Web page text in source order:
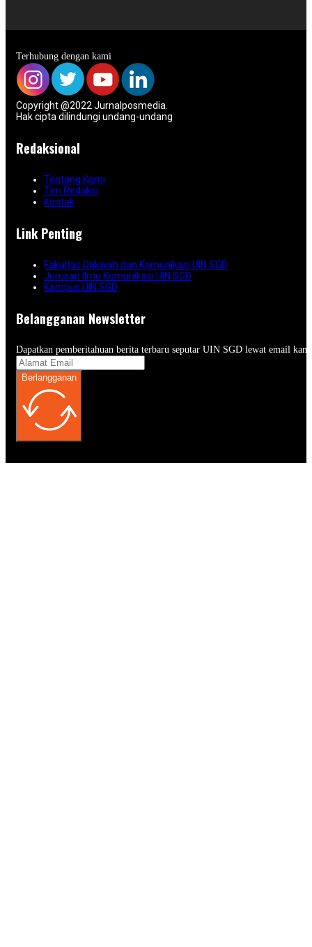
Terhubung dengan kami
Copyright @2022 Jurnalposmedia.
Hak cipta dilindungi undang-undang
Redaksional
Tentang Kami
Tim Redaksi
Kontak
Link Penting
Fakultas Dakwah dan Komunikasi UIN SGD
Jurusan Ilmu Komunikasi UIN SGD
Kampus UIN SGD
Belangganan Newsletter
Dapatkan pemberitahuan berita terbaru seputar UIN SGD lewat email
Berlangganan